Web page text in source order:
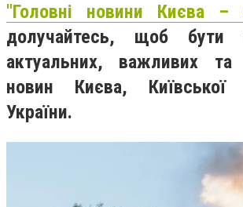
"Головні новини Києва –
долучайтесь, щоб бути
актуальних, важливих та
новин Києва, Київської
України.